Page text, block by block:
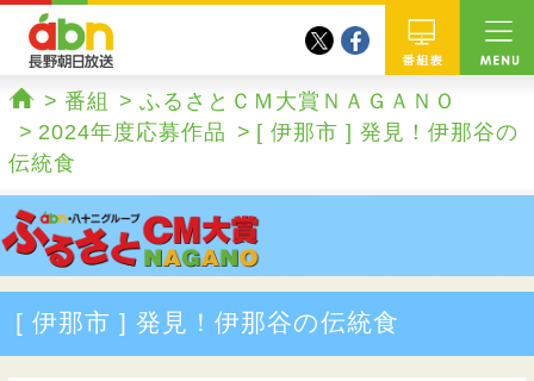
twitterfacebook
ホーム
番組
ふるさとＣＭ大賞ＮＡＧＡＮＯ
2024年度応募作品
[ 伊那市 ] 発見！伊那谷の
伝統食
[ 伊那市 ] 発見！伊那谷の伝統食